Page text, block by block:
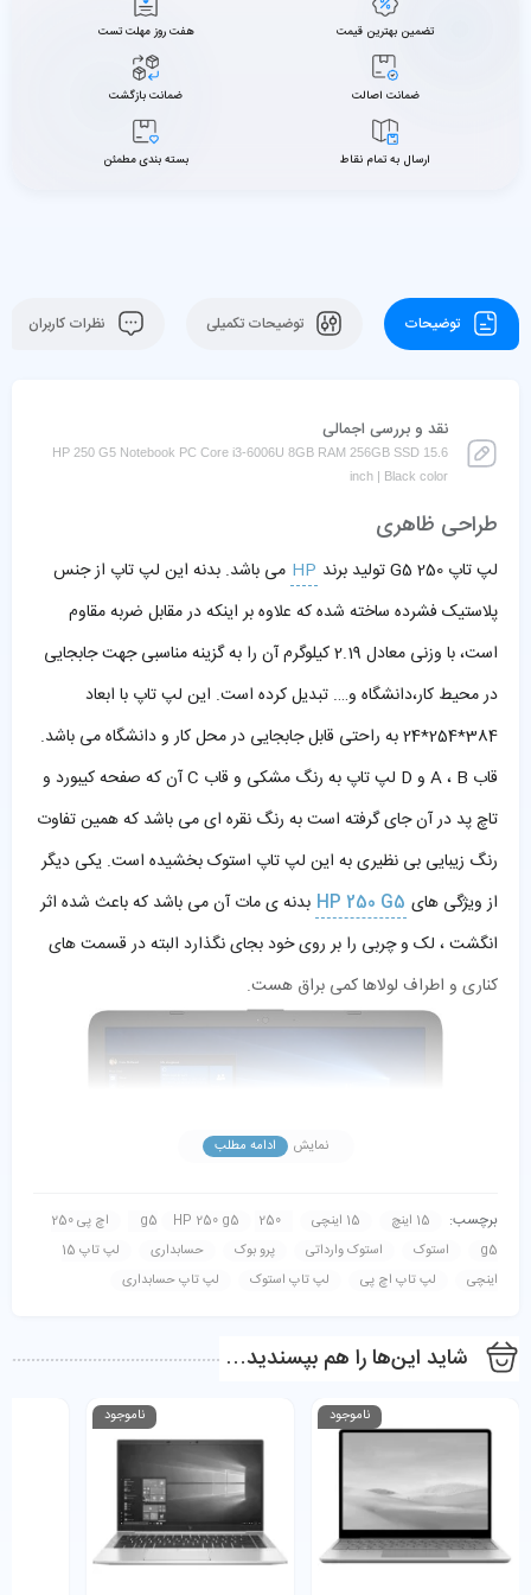
تضمین بهترین قیمت هفت روز مهلت تست
ضمانت اصالت ضمانت بازگشت
ارسال به تمام نقاط بسته بندی مطمئن
توضیحات توضیحات تکمیلی نظرات کاربران
نقد و بررسی اجمالی
HP 250 G5 Notebook PC Core i3-6006U 8GB RAM 256GB SSD 15.6
inch | Black color
طراحی ظاهری
لپ تاپ 250 G5 تولید برند HP می باشد. بدنه این لپ تاپ از جنس
پلاستیک فشرده ساخته شده که علاوه بر اینکه در مقابل ضربه مقاوم
است، با وزنی معادل 2.19 کیلوگرم آن را به گزینه مناسبی جهت جابجایی
در محیط کار،دانشگاه و…. تبدیل کرده است. این لپ تاپ با ابعاد
384*254*24 به راحتی قابل جابجایی در محل کار و دانشگاه می باشد.
قاب A ، B و D لپ تاپ به رنگ مشکی و قاب C آن که صفحه کیبورد و
تاچ پد در آن جای گرفته است به رنگ نقره ای می باشد که همین تفاوت
رنگ زیبایی بی نظیری به این لپ تاپ استوک بخشیده است. یکی دیگر
از ویژگی های HP 250 G5 بدنه ی مات آن می باشد که باعث شده اثر
انگشت ، لک و چربی را بر روی خود بجای نگذارد البته در قسمت های
کناری و اطراف لولاها کمی براق هست.
TFT LED-backlit LCDمی باشد. وضوح نمایش تصویر در لپ تاپ
HP 250 G5 برابر با ۱۳۶۶x۷۶۸ مگاپیکسل می باشد که به خوبی از عهده
نمایش تصاویر با کیفیت HD بر می آید. یکی دیگر از ویژگی های این لپ
تاپ داشتن صفحه نمایش با روکش مات می باشد که مانع انعکاس نور
نمایش ادامه مطلب
برچسب: 15 اینچ 15 اینچی 250 g5
HP 250 g5
اچ پی 250
g5
استوک استوک وارداتی پرو بوک حسابداری
لپ تاپ 15
اینچی
لپ تاپ اچ پی لپ تاپ استوک لپ تاپ حسابداری
شاید این‌ها را هم بپسندید…
ناموجود ناموجود